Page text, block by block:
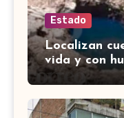
Estado
Localizan
vida y con
Tenería del